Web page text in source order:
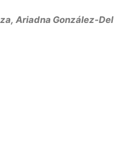
Ariadna González-Del